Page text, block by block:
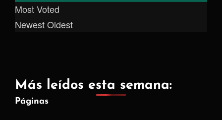
Most Voted
NewestOldest
Más leídos esta semana:
Páginas